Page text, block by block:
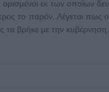
εκ των οποίων δεν
προς το παρόν. Λέγεται πως ο
τα βρήκε με την κυβέρνηση,